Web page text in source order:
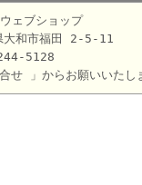
ェブショップ
大和市福田 2-5-11
5128
せ 」からお願いいたし